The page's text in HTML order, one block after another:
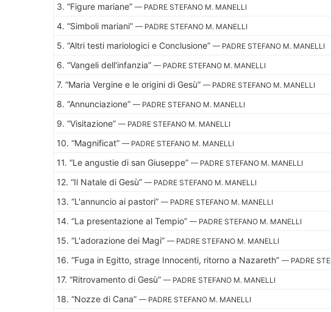
3. “Figure mariane” — PADRE STEFANO M. MANELLI
4. “Simboli mariani” — PADRE STEFANO M. MANELLI
5. “Altri testi mariologici e Conclusione” — PADRE STEFANO M. MANELLI
6. “Vangeli dell'infanzia” — PADRE STEFANO M. MANELLI
7. “Maria Vergine e le origini di Gesù” — PADRE STEFANO M. MANELLI
8. “Annunciazione” — PADRE STEFANO M. MANELLI
9. “Visitazione” — PADRE STEFANO M. MANELLI
10. “Magnificat” — PADRE STEFANO M. MANELLI
11. “Le angustie di san Giuseppe” — PADRE STEFANO M. MANELLI
12. “Il Natale di Gesù” — PADRE STEFANO M. MANELLI
13. “L'annuncio ai pastori” — PADRE STEFANO M. MANELLI
14. “La presentazione al Tempio” — PADRE STEFANO M. MANELLI
15. “L'adorazione dei Magi” — PADRE STEFANO M. MANELLI
16. “Fuga in Egitto, strage Innocenti, ritorno a Nazareth” — PADRE
17. “Ritrovamento di Gesù” — PADRE STEFANO M. MANELLI
18. “Nozze di Cana” — PADRE STEFANO M. MANELLI